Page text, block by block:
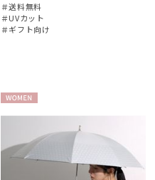
＃送料無料
＃UVカット
＃ギフト向け